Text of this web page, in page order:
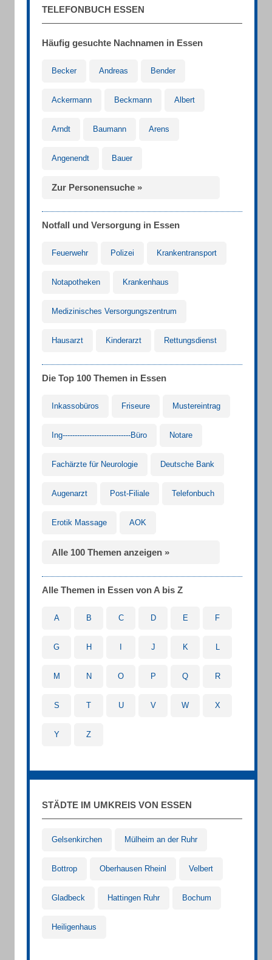
TELEFONBUCH ESSEN
Häufig gesuchte Nachnamen in Essen
Becker Andreas Bender
Ackermann Beckmann Albert
Arndt Baumann Arens
Angenendt Bauer
Zur Personensuche »
Notfall und Versorgung in Essen
Feuerwehr Polizei Krankentransport
Notapotheken Krankenhaus
Medizinisches Versorgungszentrum
Hausarzt Kinderarzt Rettungsdienst
Die Top 100 Themen in Essen
Inkassobüros Friseure Mustereintrag
Ing----------------------------Büro Notare
Fachärzte für Neurologie Deutsche Bank
Augenarzt Post-Filiale Telefonbuch
Erotik Massage AOK
Alle 100 Themen anzeigen »
Alle Themen in Essen von A bis Z
A B C D E F
G H J K L
M N O P Q R
S T U V W X
Y Z
STÄDTE IM UMKREIS VON ESSEN
Gelsenkirchen Mülheim an der Ruhr
Bottrop Oberhausen Rheinl Velbert
Gladbeck Hattingen Ruhr Bochum
Heiligenhaus